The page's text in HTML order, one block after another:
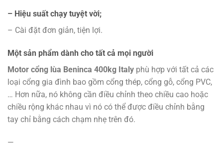
– Hiệu suất chạy tuyệt vời;
– Cài đặt đơn giản, tiện lợi.
Một sản phẩm dành cho tất cả mọi người
Motor cổng lùa Beninca 400kg Italy phù hợp với tất cả các
loại cổng gia đình bao gồm cổng thép, cổng gỗ, cổng PVC,
… Hơn nữa, nó không cần điều chỉnh theo chiều cao hoặc
chiều rộng khác nhau vì nó có thể được điều chỉnh bằng
tay chỉ bằng cách chạm nhẹ trên đó.
—